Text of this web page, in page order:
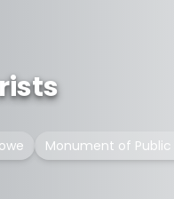
Monument of